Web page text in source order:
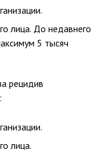
лица. До недавнего
5 тысяч
рецидив
лица.